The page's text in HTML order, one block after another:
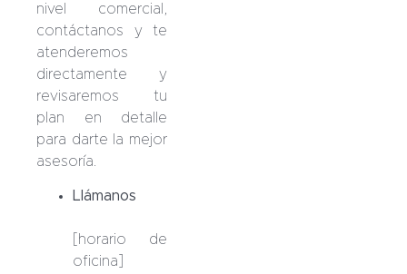
nivel comercial,
contáctanos y te
atenderemos
directamente y
revisaremos tu
plan en detalle
para darte la mejor
asesoría.
Llámanos
[horario de
oficina]